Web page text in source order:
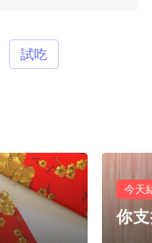
試吃
今天
你